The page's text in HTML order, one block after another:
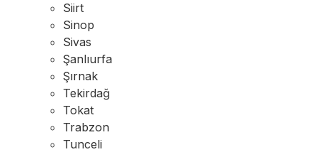
Siirt
Sinop
Sivas
Şanlıurfa
Şırnak
Tekirdağ
Tokat
Trabzon
Tunceli